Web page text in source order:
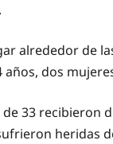
alrededor de
dos
33 recibieron
heridas